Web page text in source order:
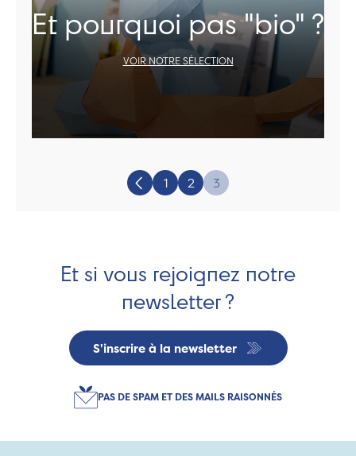
Et pourquoi pas "bio" ?
VOIR NOTRE SÉLECTION
Précédent
1 2 3
Et si vous rejoignez notre
newsletter ?
S'inscrire à la newsletter
PAS DE SPAM ET DES MAILS RAISONNÉS